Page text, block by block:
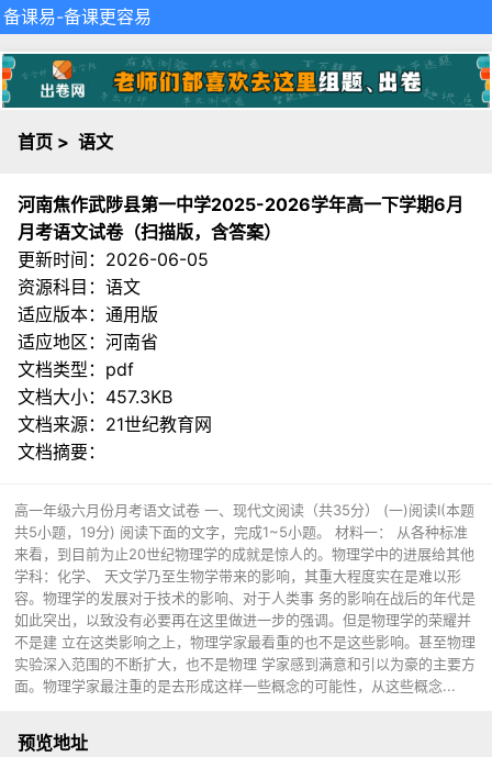
备课易-备课更容易
首页 > 语文
河南焦作武陟县第一中学2025-2026学年高一下学期6月
月考语文试卷（扫描版，含答案）
更新时间：2026-06-05
资源科目：语文
适应版本：通用版
适应地区：河南省
文档类型：pdf
文档大小：457.3KB
文档来源： 21世纪教育网
文档摘要：
高一年级六月份月考语文试卷 一、现代文阅读（共35分） (一)阅读I(本题
共5小题，19分) 阅读下面的文字，完成1~5小题。 材料一： 从各种标准
来看，到目前为止20世纪物理学的成就是惊人的。物理学中的进展给其他
学科：化学、 天文学乃至生物学带来的影响，其重大程度实在是难以形
容。物理学的发展对于技术的影响、对于人类事 务的影响在战后的年代是
如此突出，以致没有必要再在这里做进一步的强调。但是物理学的荣耀并
不是建 立在这类影响之上，物理学家最看重的也不是这些影响。甚至物理
实验深入范围的不断扩大，也不是物理 学家感到满意和引以为豪的主要方
面。物理学家最注重的是去形成这样一些概念的可能性，从这些概念...
预览地址